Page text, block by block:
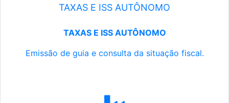
TAXAS E ISS AUTÔNOMO
TAXAS E ISS AUTÔNOMO
Emissão de guia e consulta da situação fiscal.